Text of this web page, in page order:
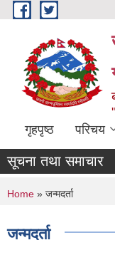
Skip to main content
गृहपृष्ठ परिचय
सूचना तथा समाचार
You are here
Home » जन्मदर्ता
जन्मदर्ता